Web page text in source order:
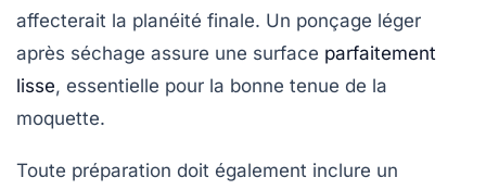
affecterait la planéité finale. Un ponçage léger
après séchage assure une surface parfaitement
lisse, essentielle pour la bonne tenue de la
moquette.
Toute préparation doit également inclure un